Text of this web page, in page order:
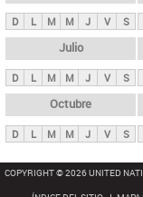
i
p
a
l
s
D L M M J V S
Julio
D L M M J V S
Octubre
D L M M J V S
COPYRIGHT © 2026 UNITED